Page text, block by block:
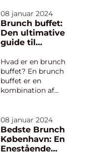
08 januar 2024
Brunch buffet:
Den ultimative
guide til
frokost i ét
Hvad er en brunch
buffet? En brunch
buffet er en
kombination af
form af en buffet. Det
er en populær
madoplevelse, der
tilbyder en bred vifte
08 januar 2024
Bedste Brunch
København: En
Enestående